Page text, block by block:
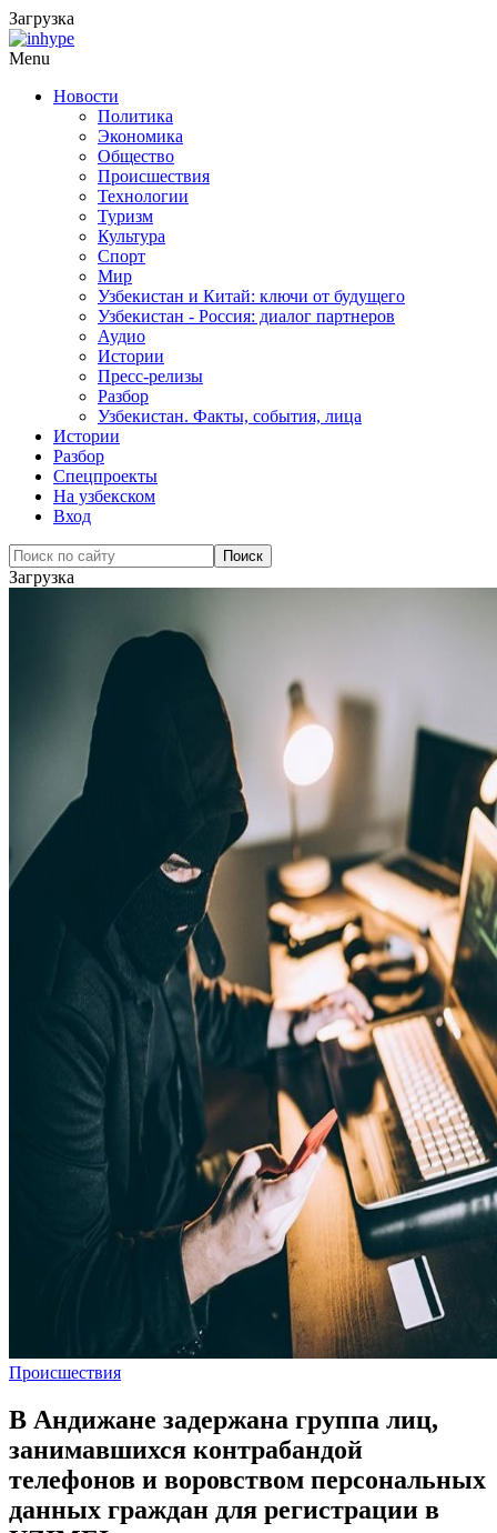
Загрузка
Menu
Новости
Политика
Экономика
Общество
Происшествия
Технологии
Туризм
Культура
Спорт
Мир
Узбекистан и Китай: ключи от будущего
Узбекистан - Россия: диалог партнеров
Аудио
Истории
Пресс-релизы
Разбор
Узбекистан. Факты, события, лица
Истории
Разбор
Спецпроекты
На узбекском
Вход
Загрузка
Происшествия
В Андижане задержана группа лиц,
занимавшихся контрабандой
телефонов и воровством персональных
данных граждан для регистрации в